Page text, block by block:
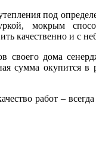
под
мокрым
качественно и с
своего дома
сумма окупится в
работ –